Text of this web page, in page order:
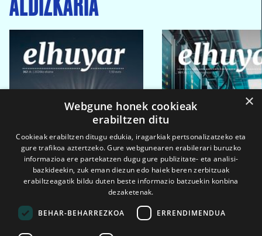
×
Webgune honek cookieak
erabiltzen ditu
Cookieak erabiltzen ditugu edukia, iragarkiak pertsonalizatzeko eta
gure trafikoa aztertzeko. Gure webgunearen erabilerari buruzko
informazioa ere partekatzen dugu gure publizitate- eta analisi-
bazkideekin, zuk eman diezun edo haiek beren zerbitzuak
erabiltzeagatik bildu duten beste informazio batzuekin konbina
dezaketenak.
BEHAR-BEHARREZKOA ERRENDIMENDUA